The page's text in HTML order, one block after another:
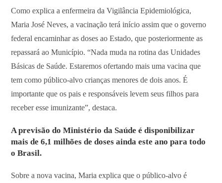
Como explica a enfermeira da Vigilância Epidemiológica,
Maria José Neves, a vacinação terá início assim que o governo
federal encaminhar as doses ao Estado, que posteriormente as
repassará ao Município. “Nada muda na rotina das Unidades
Básicas de Saúde. Estaremos ofertando mais uma vacina que
tem como público-alvo crianças menores de dois anos. É
importante que os pais e responsáveis levem seus filhos para
receber esse imunizante”, destaca.
A previsão do Ministério da Saúde é disponibilizar
mais de 6,1 milhões de doses ainda este ano para todo
o Brasil.
Sobre a nova vacina, Maria explica que o público-alvo é